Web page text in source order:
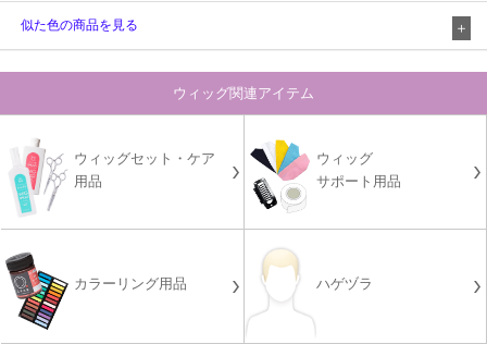
似た色の商品を見る
ウィッグ関連アイテム
ウィッグセット・ケア
用品
ウィッグ
サポート用品
カラーリング用品 ハゲヅラ